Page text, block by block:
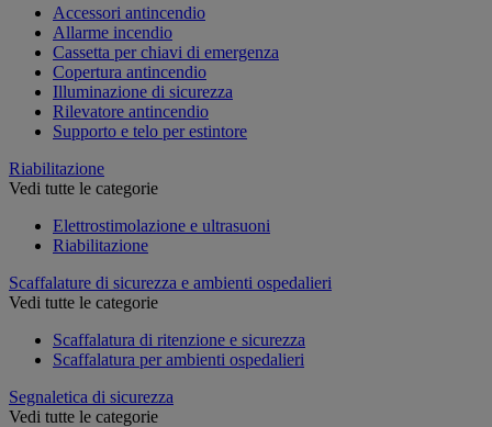
Accessori antincendio
Allarme incendio
Cassetta per chiavi di emergenza
Copertura antincendio
Illuminazione di sicurezza
Rilevatore antincendio
Supporto e telo per estintore
Riabilitazione
Vedi tutte le categorie
Elettrostimolazione e ultrasuoni
Riabilitazione
Scaffalature di sicurezza e ambienti ospedalieri
Vedi tutte le categorie
Scaffalatura di ritenzione e sicurezza
Scaffalatura per ambienti ospedalieri
Segnaletica di sicurezza
Vedi tutte le categorie